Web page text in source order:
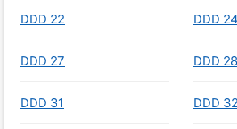
DDD 22 DDD 24
DDD 27 DDD 28
DDD 31 DDD 32